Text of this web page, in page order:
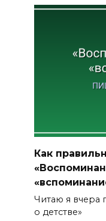
Как
Читаю я вчера
о детстве»